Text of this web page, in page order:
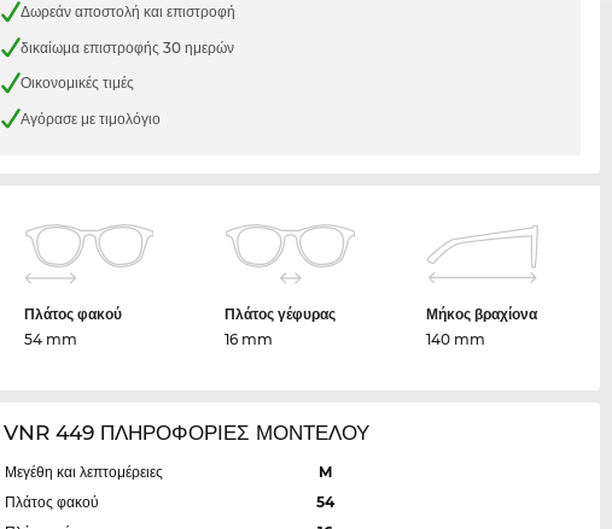
Δωρεάν αποστολή και επιστροφή
δικαίωμα επιστροφής 30 ημερών
Οικονομικές τιμές
Αγόρασε με τιμολόγιο
Πλάτος φακού
54 mm
Πλάτος γέφυρας
16 mm
Μήκος βραχίονα
140 mm
VNR 449 ΠΛΗΡΟΦΟΡΙΕΣ ΜΟΝΤΕΛΟΥ
Μεγέθη και λεπτομέρειες
M
Πλάτος φακού
54